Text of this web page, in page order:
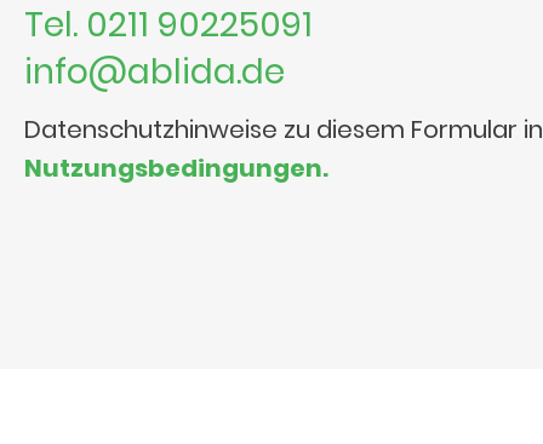
Tel. 0211 90225091
info@ablida.de
Datenschutzhinweise zu diesem Formular
Nutzungsbedingungen.